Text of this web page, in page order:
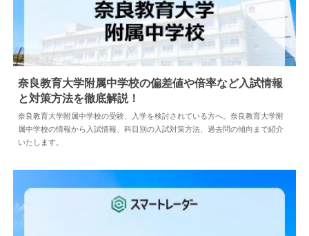
中学情報 2024.04.18
奈良教育大学附属中学校の偏差値や倍率など入試情報
と対策方法を徹底解説！
奈良教育大学附属中学校の受験、入学を検討されている方へ。奈良教育大学附
属中学校の情報から入試情報、科目別の入試対策方法、過去問の傾向まで紹介
いたします。